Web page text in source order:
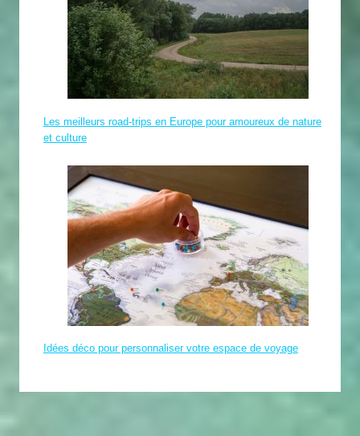
Les meilleurs road-trips en Europe pour amoureux de nature
et culture
Idées déco pour personnaliser votre espace de voyage